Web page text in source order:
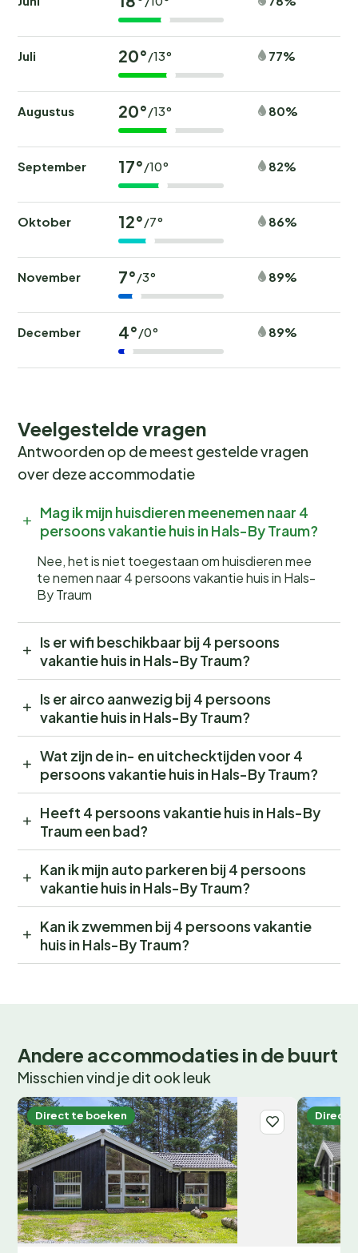
Juli 20°/13° 77%
Augustus 20°/13° 80%
September 17°/10° 82%
Oktober 12°/7° 86%
November 7°/3° 89%
December 4°/0° 89%
Veelgestelde vragen
Antwoorden op de meest gestelde vragen
over deze accommodatie
Mag ik mijn huisdieren meenemen naar 4
persoons vakantie huis in Hals-By Traum?
Nee, het is niet toegestaan om huisdieren mee
te nemen naar 4 persoons vakantie huis in Hals-
By Traum
Is er wifi beschikbaar bij 4 persoons
vakantie huis in Hals-By Traum?
Is er airco aanwezig bij 4 persoons
vakantie huis in Hals-By Traum?
Wat zijn de in- en uitchecktijden voor 4
persoons vakantie huis in Hals-By Traum?
Heeft 4 persoons vakantie huis in Hals-By
Traum een bad?
Kan ik mijn auto parkeren bij 4 persoons
vakantie huis in Hals-By Traum?
Kan ik zwemmen bij 4 persoons vakantie
huis in Hals-By Traum?
Andere accommodaties in de buurt
Misschien vind je dit ook leuk
Direct te boeken Direct